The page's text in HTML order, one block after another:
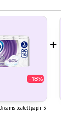
-18%
toalettpapír 3
+